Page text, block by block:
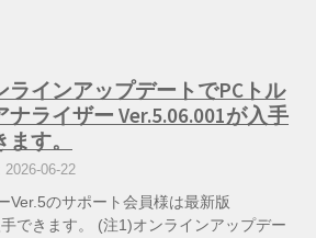
ラインアップデートでPCトル
ナライザー Ver.5.06.001が入手
ます。
2026-06-22
Ver.5のサポート会員様は最新版
手できます。 (注1)オンラインアップデー